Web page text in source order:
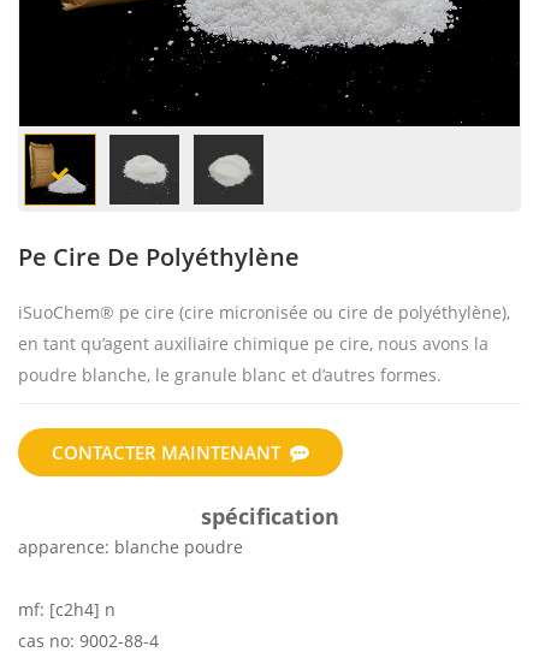
Pe Cire De Polyéthylène
iSuoChem® pe cire (cire micronisée ou cire de polyéthylène),
en tant qu’agent auxiliaire chimique pe cire, nous avons la
poudre blanche, le granule blanc et d’autres formes.
CONTACTER MAINTENANT
spécification
apparence: blanche poudre
mf: [c2h4] n
cas no: 9002-88-4